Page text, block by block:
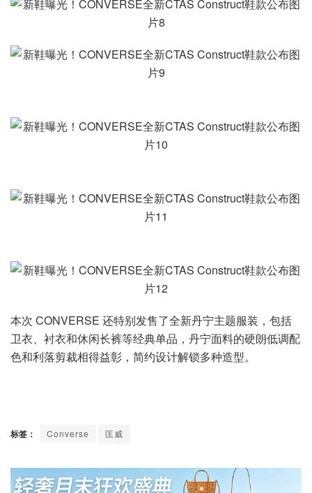
本次 CONVERSE 还特别发售了全新丹宁主题服装，包括
卫衣、衬衣和休闲长裤等经典单品，丹宁面料的硬朗低调配
色和利落剪裁相得益彰，简约设计解锁多种造型。
标签： Converse 匡威